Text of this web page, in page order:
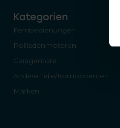
Kategorien
Fernbedienungen
Rollladenmotoren
Garagentore
Andere Teile/Komponenten
Marken